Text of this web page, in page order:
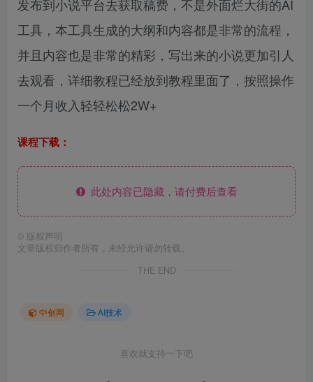
发布到小说平台去获取稿费，不是外面烂大街的AI
工具，本工具生成的大纲和内容都是非常的流程，
并且内容也是非常的精彩，写出来的小说更加引人
去观看，详细教程已经放到教程里面了，按照操作
一个月收入轻轻松松2W+
课程下载：
此处内容已隐藏，请付费后查看
© 版权声明
文章版权归作者所有，未经允许请勿转载。
THE END
中创网 AI技术
喜欢就支持一下吧